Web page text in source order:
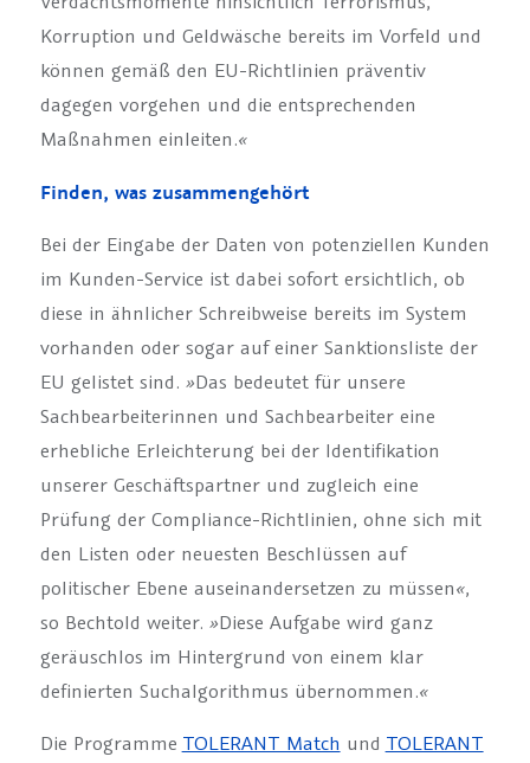
Korruption und Geldwäsche bereits im Vorfeld und
können gemäß den EU-Richtlinien präventiv
dagegen vorgehen und die entsprechenden
Maßnahmen einleiten.«
Finden, was zusammengehört
Bei der Eingabe der Daten von potenziellen Kunden
im Kunden-Service ist dabei sofort ersichtlich, ob
diese in ähnlicher Schreibweise bereits im System
vorhanden oder sogar auf einer Sanktionsliste der
EU gelistet sind. »Das bedeutet für unsere
Sachbearbeiterinnen und Sachbearbeiter eine
erhebliche Erleichterung bei der Identifikation
unserer Geschäftspartner und zugleich eine
Prüfung der Compliance-Richtlinien, ohne sich mit
den Listen oder neuesten Beschlüssen auf
politischer Ebene auseinandersetzen zu müssen«,
so Bechtold weiter. »Diese Aufgabe wird ganz
geräuschlos im Hintergrund von einem klar
definierten Suchalgorithmus übernommen.«
Die Programme TOLERANT Match und TOLERANT